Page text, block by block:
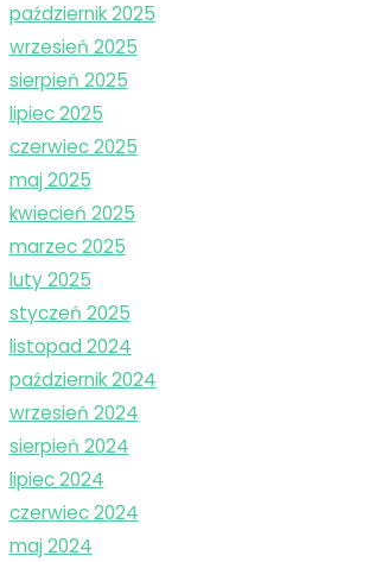
październik 2025
wrzesień 2025
sierpień 2025
lipiec 2025
czerwiec 2025
maj 2025
kwiecień 2025
marzec 2025
luty 2025
styczeń 2025
listopad 2024
październik 2024
wrzesień 2024
sierpień 2024
lipiec 2024
czerwiec 2024
maj 2024